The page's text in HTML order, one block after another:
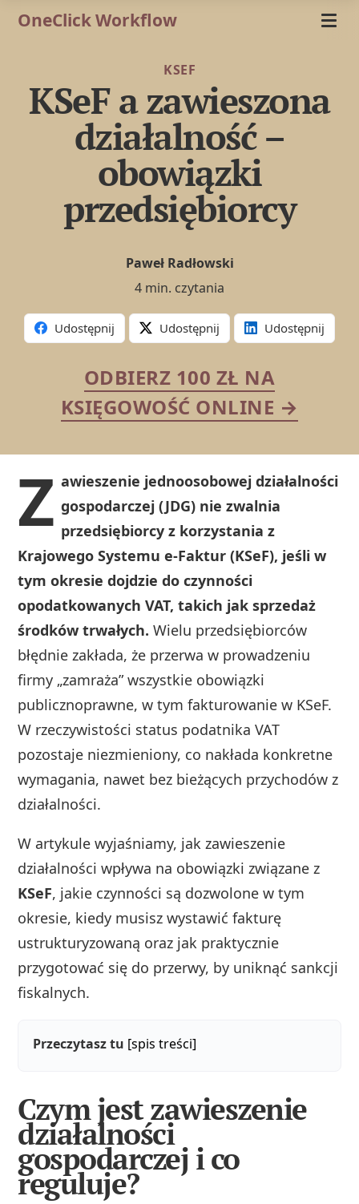
OneClick Workflow
KSEF
KSeF a zawieszona
działalność –
obowiązki
przedsiębiorcy
Paweł Radłowski
4 min. czytania
Udostępnij Udostępnij Udostępnij
ODBIERZ 100 ZŁ NA
KSIĘGOWOŚĆ ONLINE →
Z awieszenie jednoosobowej działalności
gospodarczej (JDG) nie zwalnia
przedsiębiorcy z korzystania z
Krajowego Systemu e-Faktur (KSeF), jeśli w
tym okresie dojdzie do czynności
opodatkowanych VAT, takich jak sprzedaż
środków trwałych. Wielu przedsiębiorców
błędnie zakłada, że przerwa w prowadzeniu
firmy „zamraża” wszystkie obowiązki
publicznoprawne, w tym fakturowanie w KSeF.
W rzeczywistości status podatnika VAT
pozostaje niezmieniony, co nakłada konkretne
wymagania, nawet bez bieżących przychodów z
działalności.
W artykule wyjaśniamy, jak zawieszenie
działalności wpływa na obowiązki związane z
KSeF, jakie czynności są dozwolone w tym
okresie, kiedy musisz wystawić fakturę
ustrukturyzowaną oraz jak praktycznie
przygotować się do przerwy, by uniknąć sankcji
fiskalnych.
Przeczytasz tu [spis treści]
Czym jest zawieszenie
działalności
gospodarczej i co
reguluje?